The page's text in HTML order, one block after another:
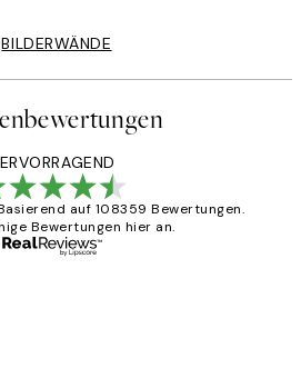
BILDERWÄNDE
auf 108359 Bewertungen.
Bewertungen hier an.